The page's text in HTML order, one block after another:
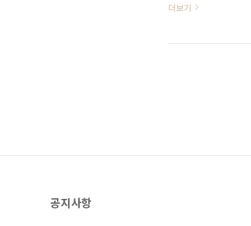
니다.해당 기능을
버(Remote
더보기
공지사항